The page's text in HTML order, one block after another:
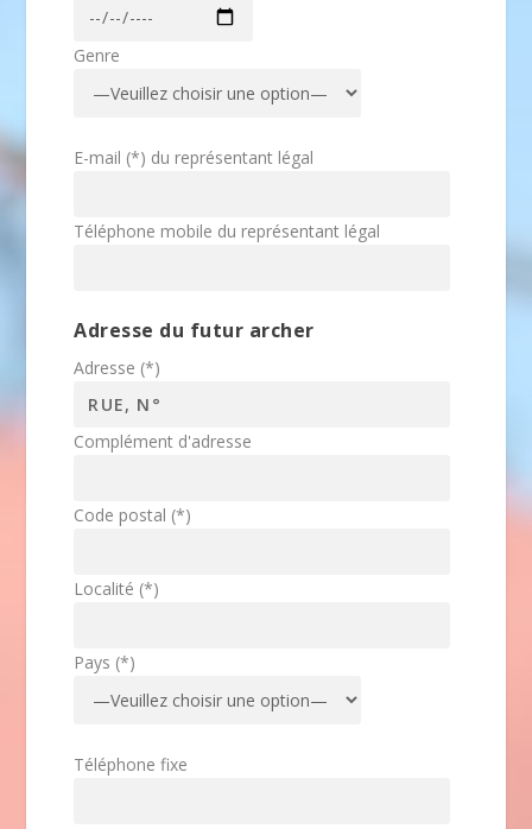
Genre
E-mail (*) du représentant légal
Téléphone mobile du représentant légal
Adresse du futur archer
Adresse (*)
Complément d'adresse
Code postal (*)
Localité (*)
Pays (*)
Téléphone fixe